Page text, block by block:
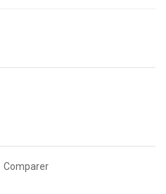
Comparer